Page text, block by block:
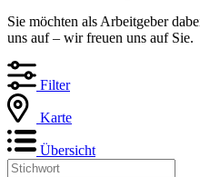
Sie möchten als Arbeitgeber
uns auf – wir freuen uns auf Sie.
Filter
Karte
Übersicht